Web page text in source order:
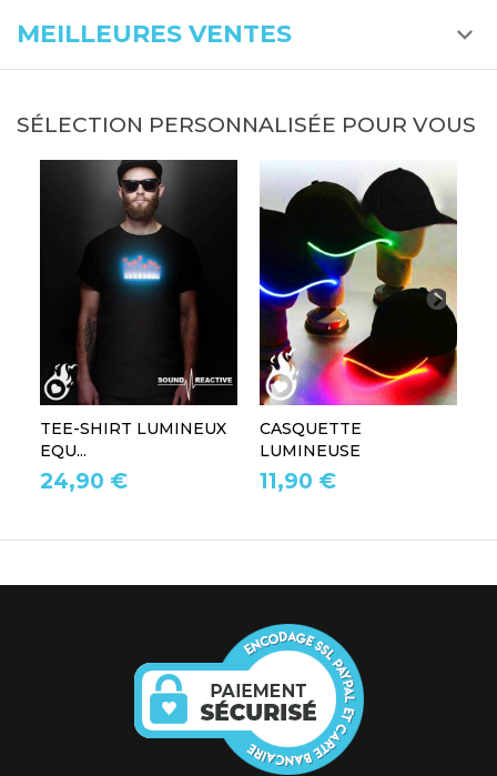
MEILLEURES VENTES
SÉLECTION PERSONNALISÉE POUR VOUS
TEE-SHIRT LUMINEUX
EQU...
24,90 €
CASQUETTE
LUMINEUSE
11,90 €